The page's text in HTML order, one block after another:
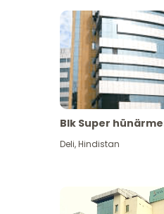
Blk Super
Deli,Hindistan